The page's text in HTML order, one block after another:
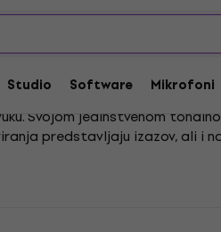
Studio Software Mikrofoni
Svojom jedinstvenom
predstavljaju izazov, ali i